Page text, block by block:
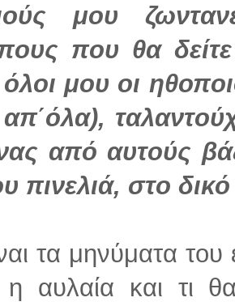
μου
που θα
μου οι
από αυτούς
πινελιά, στο
τα μηνύματα
η αυλαία και τι